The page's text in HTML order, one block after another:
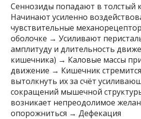
Сеннозиды попадают в толстый
Начинают усиленно
чувствительные
оболочке → Усиливают
амплитуду и длительность
кишечника) → Каловые массы
движение → Кишечник
вытолкнуть их за счёт
сокращений мышечной
возникает непреодолимое
опорожниться → Дефекация